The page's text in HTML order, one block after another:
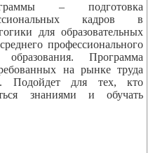
– подготовка
кадров в
для образовательных
профессионального
Программа
на рынке труда
Подойдет для тех, кто
знаниями и обучать